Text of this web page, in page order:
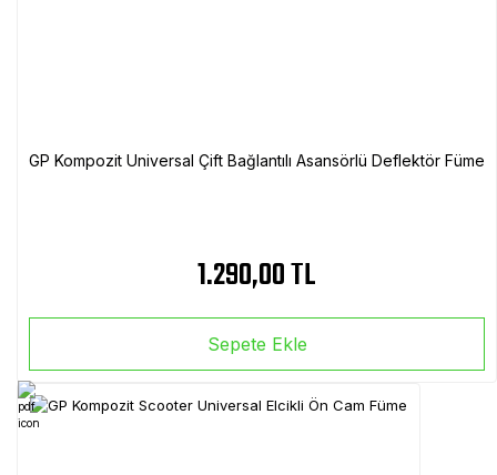
GP Kompozit Universal Çift Bağlantılı Asansörlü Deflektör Füme
1.290,00 TL
Sepete Ekle